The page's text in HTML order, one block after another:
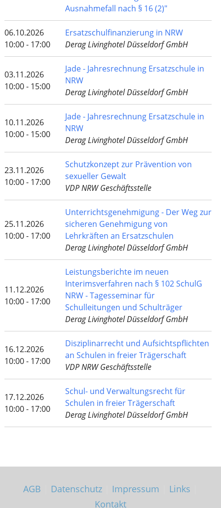
Ausnahmefall nach § 16 (2)"
06.10.2026
10:00 - 17:00
Ersatzschulfinanzierung in NRW
Derag Livinghotel Düsseldorf GmbH
03.11.2026
10:00 - 15:00
Jade - Jahresrechnung Ersatzschule in
NRW
Derag Livinghotel Düsseldorf GmbH
10.11.2026
10:00 - 15:00
Jade - Jahresrechnung Ersatzschule in
NRW
Derag Livinghotel Düsseldorf GmbH
23.11.2026
10:00 - 17:00
Schutzkonzept zur Prävention von
sexueller Gewalt
VDP NRW Geschäftsstelle
25.11.2026
10:00 - 17:00
Unterrichtsgenehmigung - Der Weg zur
sicheren Genehmigung von
Lehrkräften an Ersatzschulen
Derag Livinghotel Düsseldorf GmbH
11.12.2026
10:00 - 17:00
Leistungsberichte im neuen
Interimsverfahren nach § 102 SchulG
NRW - Tagesseminar für
Schulleitungen und Schulträger
Derag Livinghotel Düsseldorf GmbH
16.12.2026
10:00 - 17:00
Disziplinarrecht und Aufsichtspflichten
an Schulen in freier Trägerschaft
VDP NRW Geschäftsstelle
17.12.2026
10:00 - 17:00
Schul- und Verwaltungsrecht für
Schulen in freier Trägerschaft
Derag Livinghotel Düsseldorf GmbH
AGB Datenschutz Impressum Links
Kontakt